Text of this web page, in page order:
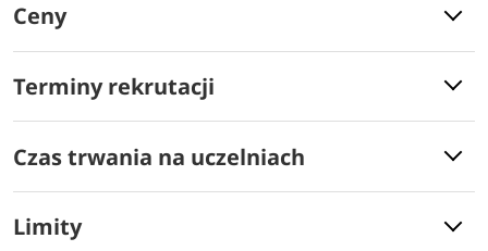
Ceny
Terminy rekrutacji
Czas trwania na uczelniach
Limity